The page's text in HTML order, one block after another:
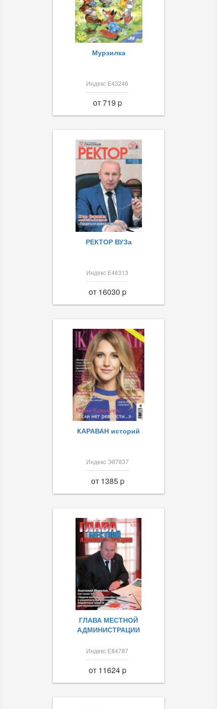
Мурзилка
Индекс Е43246
от 719 p
РЕКТОР ВУЗа
Индекс Е46313
от 16030 p
КАРАВАН историй
Индекс Э87837
от 1385 p
ГЛАВА МЕСТНОЙ
АДМИНИСТРАЦИИ
Индекс Е84787
от 11624 p